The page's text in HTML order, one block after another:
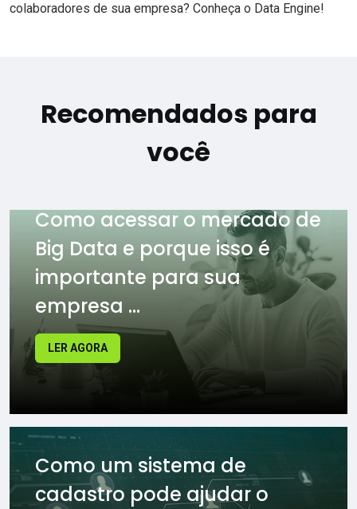
colaboradores de sua empresa? Conheça o Data Engine!
Recomendados para
você
Como acessar o mercado de
Big Data e porque isso é
importante para sua
empresa ...
LER AGORA
Como um sistema de
cadastro pode ajudar o